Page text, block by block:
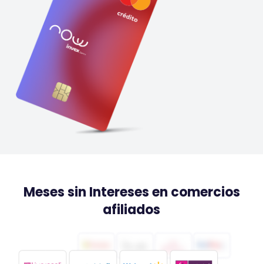
Meses sin Intereses en comercios
afiliados